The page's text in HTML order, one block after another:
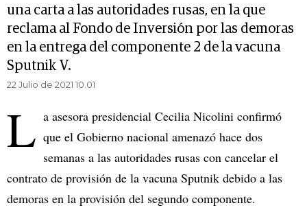
una carta a las autoridades rusas, en la que
reclama al Fondo de Inversión por las demoras
en la entrega del componente 2 de la vacuna
Sputnik V.
22 Julio de 2021 10.01
L a asesora presidencial Cecilia Nicolini confirmó
que el Gobierno nacional amenazó hace dos
semanas a las autoridades rusas con cancelar el
contrato de provisión de la vacuna Sputnik debido a las
demoras en la provisión del segundo componente.